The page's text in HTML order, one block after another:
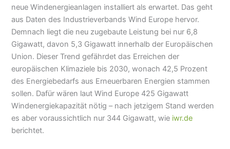
neue Windenergieanlagen installiert als erwartet. Das geht
aus Daten des Industrieverbands Wind Europe hervor.
Demnach liegt die neu zugebaute Leistung bei nur 6,8
Gigawatt, davon 5,3 Gigawatt innerhalb der Europäischen
Union. Dieser Trend gefährdet das Erreichen der
europäischen Klimaziele bis 2030, wonach 42,5 Prozent
des Energiebedarfs aus Erneuerbaren Energien stammen
sollen. Dafür wären laut Wind Europe 425 Gigawatt
Windenergiekapazität nötig – nach jetzigem Stand werden
es aber voraussichtlich nur 344 Gigawatt, wie iwr.de
berichtet.